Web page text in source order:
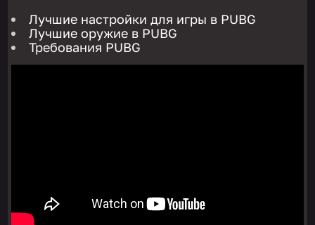
Лучшие настройки для игры в PUBG
Лучшие оружие в PUBG
Требования PUBG